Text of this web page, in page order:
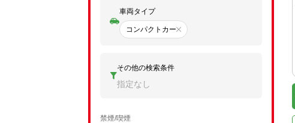
車両タイプ
コンパクトカー
その他の検索条件
指定なし
禁煙/喫煙